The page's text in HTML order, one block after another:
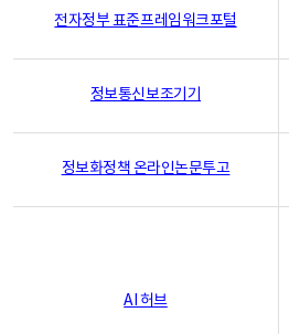
전자정부 표준프레임워크포털
정보통신보조기기
정보화정책 온라인논문투고
AI 허브